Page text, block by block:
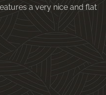
a very nice and flat